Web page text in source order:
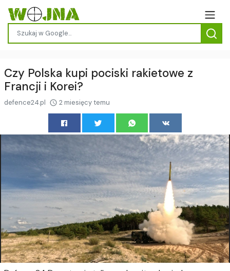
Czy Polska kupi pociski rakietowe z
Francji i Korei?
defence24.pl 2 miesięcy temu